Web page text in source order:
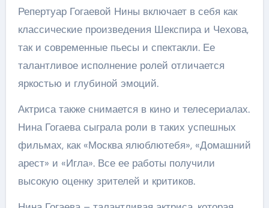
Репертуар Гогаевой Нины включает в себя как
классические произведения Шекспира и Чехова,
так и современные пьесы и спектакли. Ее
талантливое исполнение ролей отличается
яркостью и глубиной эмоций.
Актриса также снимается в кино и телесериалах.
Нина Гогаева сыграла роли в таких успешных
фильмах, как «Москва ялюблютебя», «Домашний
арест» и «Игла». Все ее работы получили
высокую оценку зрителей и критиков.